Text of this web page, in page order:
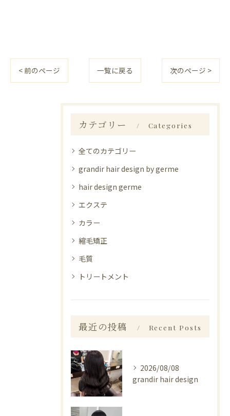
< 前のページ 一覧に戻る 次のページ >
カテゴリー Categories
全てのカテゴリー
grandir hair design by germe
hair design germe
エクステ
カラー
縮毛矯正
毛質
トリートメント
最近の投稿 Recent Posts
2026/08/08
grandir hair design